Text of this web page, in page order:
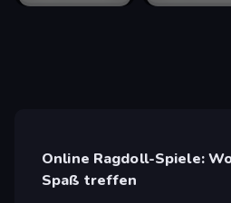
Online Ragdoll-Spiele:
Spaß treffen